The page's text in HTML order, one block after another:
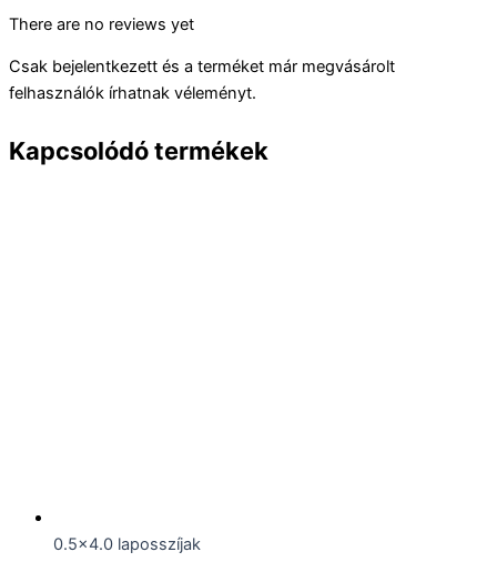
There are no reviews yet
Csak bejelentkezett és a terméket már megvásárolt
felhasználók írhatnak véleményt.
Kapcsolódó termékek
0.5x4.0 laposszíjak